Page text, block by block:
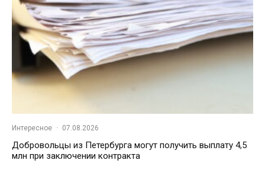
Интересное · 07.08.2026
Добровольцы из Петербурга могут получить выплату 4,5
млн при заключении контракта